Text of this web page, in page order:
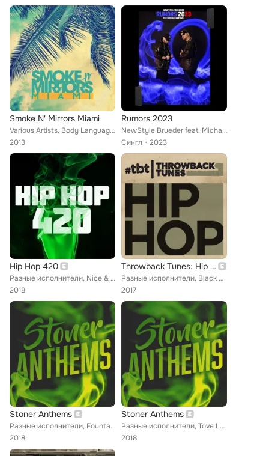
Smoke N' Mirrors Miami
Various Artists, Body Language, Shiny Objects, Ian Pooley, Edit Murphy, Hot Toddy, Death on the Balcony, Lance Desardi, Crazy P ...
2013
Rumors 2023
NewStyle Brueder feat. Michael Marshall
Сингл
2023
Hip Hop 420
Разные исполнители, Nice & Smooth, Method Man, Redman, Styles, Memphis Bleek, Ludacris, Young Jeezy, ScHoolboy Q, Young Buck, Ki...
2018
Throwback Tunes: Hip Hop
Разные исполнители, Black Sheep, Luniz, GZA, Onyx, Group Home, Method Man, The Roots, Public Enemy, Digable Planets, Bahamadia, ...
2017
Stoner Anthems
Разные исполнители, Fountains Of Wayne, Rick James, Method Man, D'Angelo, Damian Marley, Afroman, Tove Lo, Sublime, Young Buck, ...
2018
Stoner Anthems
Разные исполнители, Tove Lo, Sublime, Method Man, Afroman, Steppenwolf, D'Angelo, Bob Marley & The Wailers, Damian Marley, Ludac...
2018